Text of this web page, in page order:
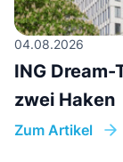
04.08.2026
ING
zwei Haken
Zum Artikel